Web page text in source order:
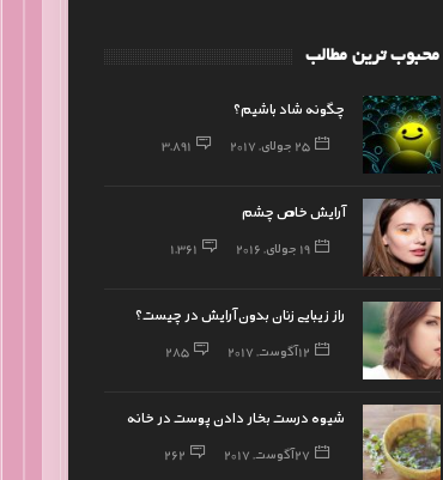
محبوب ترین مطالب
چگونه شاد باشیم؟
25 جولای, 2017 3,891
آرایش خاص چشم
19 جولای, 2016 1,361
راز زیبایی زنان بدون آرایش در چیست؟
12 آگوست, 2017 285
شیوه درست بخار دادن پوست در خانه
27 آگوست, 2017 262